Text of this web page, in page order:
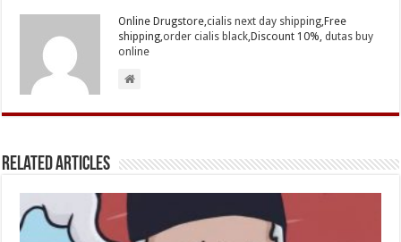
Online Drugstore,cialis next day shipping,Free
shipping,order cialis black,Discount 10%,dutas buy
online
Related Articles